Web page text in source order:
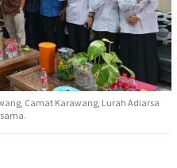
Camat Karawang, Lurah Adiarsa